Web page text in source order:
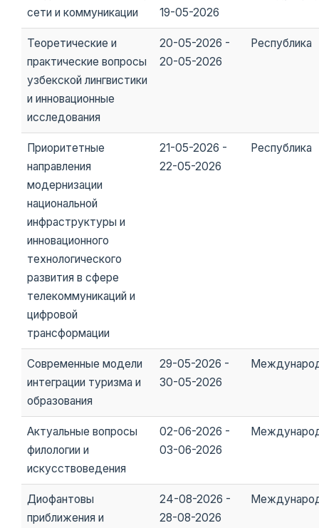
сети и коммуникации
19-05-2026
Теоретические и
практические вопросы
узбекской лингвистики
и инновационные
исследования
20-05-2026 -
20-05-2026
Республика
Приоритетные
направления
модернизации
национальной
инфраструктуры и
инновационного
технологического
развития в сфере
телекоммуникаций и
цифровой
трансформации
21-05-2026 -
22-05-2026
Республика
Современные модели
интеграции туризма и
образования
29-05-2026 -
30-05-2026
Актуальные вопросы
филологии и
искусствоведения
02-06-2026 -
03-06-2026
Диофантовы
приближения и
24-08-2026 -
28-08-2026